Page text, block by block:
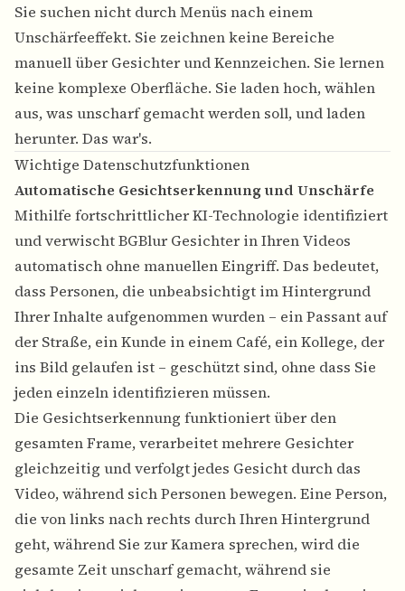
Sie suchen nicht durch Menüs nach einem
Unschärfeeffekt. Sie zeichnen keine Bereiche
manuell über Gesichter und Kennzeichen. Sie lernen
keine komplexe Oberfläche. Sie laden hoch, wählen
aus, was unscharf gemacht werden soll, und laden
herunter. Das war's.
Wichtige Datenschutzfunktionen
Automatische Gesichtserkennung und Unschärfe
Mithilfe fortschrittlicher KI-Technologie identifiziert
und verwischt BGBlur Gesichter in Ihren Videos
automatisch ohne manuellen Eingriff. Das bedeutet,
dass Personen, die unbeabsichtigt im Hintergrund
Ihrer Inhalte aufgenommen wurden – ein Passant auf
der Straße, ein Kunde in einem Café, ein Kollege, der
ins Bild gelaufen ist – geschützt sind, ohne dass Sie
jeden einzeln identifizieren müssen.
Die Gesichtserkennung funktioniert über den
gesamten Frame, verarbeitet mehrere Gesichter
gleichzeitig und verfolgt jedes Gesicht durch das
Video, während sich Personen bewegen. Eine Person,
die von links nach rechts durch Ihren Hintergrund
geht, während Sie zur Kamera sprechen, wird die
gesamte Zeit unscharf gemacht, während sie